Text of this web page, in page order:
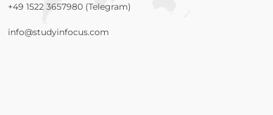
+49 1522 3657980 (Telegram)
info@studyinfocus.com